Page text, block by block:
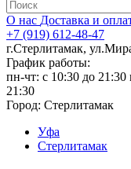
О нас Доставка и
+7 (919) 612-48-47
г.Стерлитамак,
График работы:
пн-чт: c 10:30 до 21:30
21:30
Город: Стерлитамак
Уфа
Стерлитамак